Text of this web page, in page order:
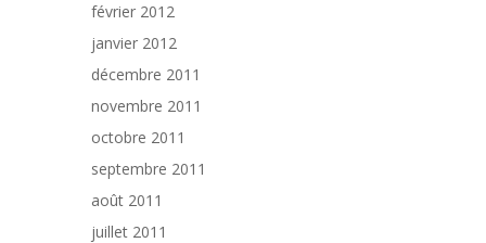
février 2012
janvier 2012
décembre 2011
novembre 2011
octobre 2011
septembre 2011
août 2011
juillet 2011